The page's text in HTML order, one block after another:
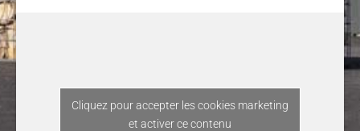
Cliquez pour accepter les cookies marketing
et activer ce contenu